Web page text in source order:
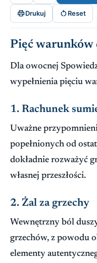
Drukuj Reset
Pięć
Dla owocnej
wypełnienia pięciu
1. Rachunek
Uważne
popełnionych od
dokładnie rozważyć
własnej przeszłości.
2. Żal za grzechy
Wewnętrzny ból
grzechów, z powodu
elementy